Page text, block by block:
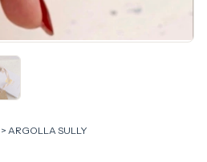
> ARGOLLA SULLY